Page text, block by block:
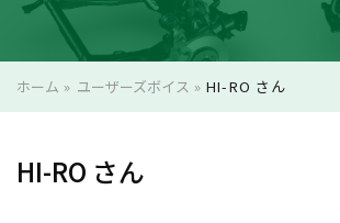
ホーム » ユーザーズボイス »HI-RO さん
HI-RO さん